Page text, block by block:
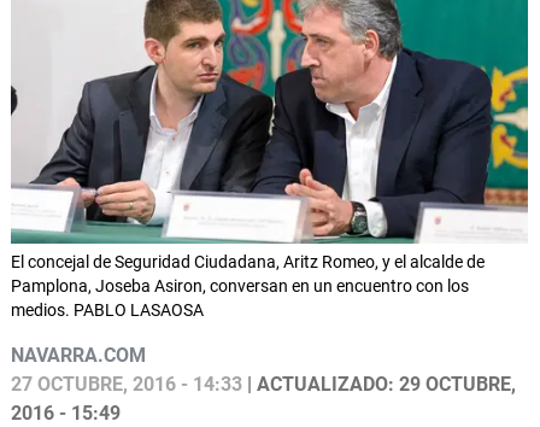
El concejal de Seguridad Ciudadana, Aritz Romeo, y el alcalde de
Pamplona, Joseba Asiron, conversan en un encuentro con los
medios. PABLO LASAOSA
NAVARRA.COM
27 OCTUBRE, 2016 - 14:33 | ACTUALIZADO: 29 OCTUBRE,
2016 - 15:49